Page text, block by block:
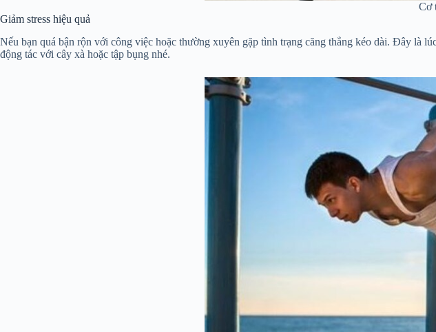
Cơ
Giảm stress hiệu quả
Nếu bạn quá bận rộn với công việc hoặc thường xuyên gặp tình trạng căng thẳng kéo dài. Đây là
động tác với cây xà hoặc tập bụng nhé.